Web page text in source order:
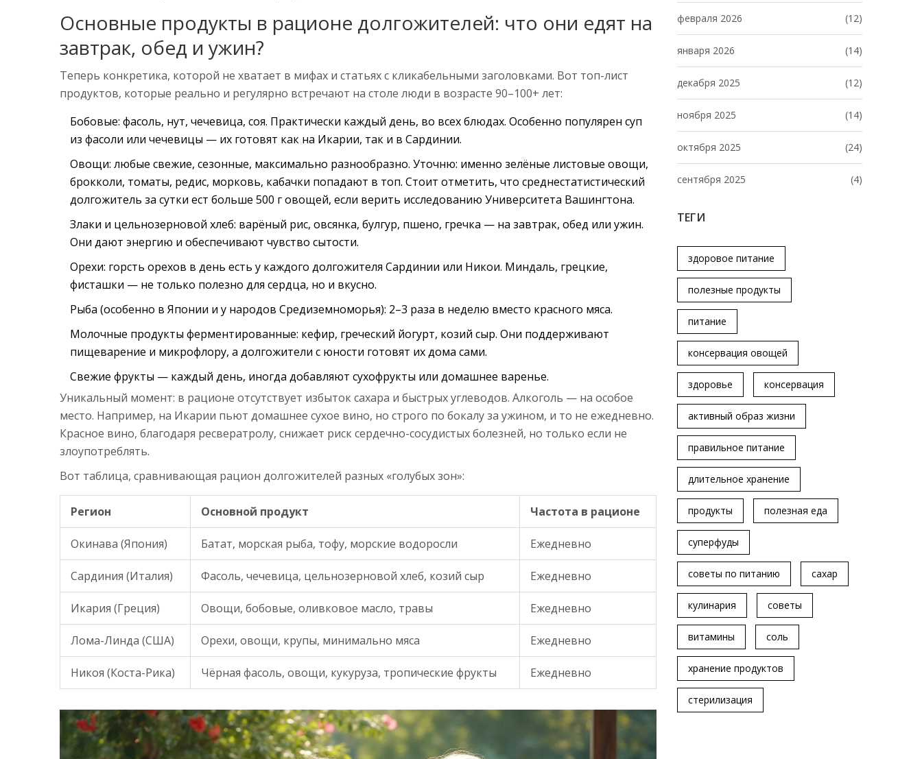
февраля 2026 (12)
января 2026 (14)
декабря 2025 (12)
ноября 2025 (14)
октября 2025 (24)
сентября 2025 (4)
ТЕГИ
здоровое питание
полезные продукты
питание
консервация овощей
здоровье консервация
активный образ жизни
правильное питание
длительное хранение
продукты полезная еда
суперфуды
советы по питанию сахар
кулинария советы
витамины соль
хранение продуктов
стерилизация
Основные продукты в рационе долгожителей: что они едят на
завтрак, обед и ужин?
Теперь конкретика, которой не хватает в мифах и статьях с кликабельными заголовками. Вот топ-лист
продуктов, которые реально и регулярно встречают на столе люди в возрасте 90–100+ лет:
Бобовые: фасоль, нут, чечевица, соя. Практически каждый день, во всех блюдах. Особенно популярен суп
из фасоли или чечевицы — их готовят как на Икарии, так и в Сардинии.
Овощи: любые свежие, сезонные, максимально разнообразно. Уточню: именно зелёные листовые овощи,
брокколи, томаты, редис, морковь, кабачки попадают в топ. Стоит отметить, что среднестатистический
долгожитель за сутки ест больше 500 г овощей, если верить исследованию Университета Вашингтона.
Злаки и цельнозерновой хлеб: варёный рис, овсянка, булгур, пшено, гречка — на завтрак, обед или ужин.
Они дают энергию и обеспечивают чувство сытости.
Орехи: горсть орехов в день есть у каждого долгожителя Сардинии или Никои. Миндаль, грецкие,
фисташки — не только полезно для сердца, но и вкусно.
Рыба (особенно в Японии и у народов Средиземноморья): 2–3 раза в неделю вместо красного мяса.
Молочные продукты ферментированные: кефир, греческий йогурт, козий сыр. Они поддерживают
пищеварение и микрофлору, а долгожители с юности готовят их дома сами.
Свежие фрукты — каждый день, иногда добавляют сухофрукты или домашнее варенье.
Уникальный момент: в рационе отсутствует избыток сахара и быстрых углеводов. Алкоголь — на особое
место. Например, на Икарии пьют домашнее сухое вино, но строго по бокалу за ужином, и то не ежедневно.
Красное вино, благодаря ресвератролу, снижает риск сердечно-сосудистых болезней, но только если не
злоупотреблять.
Вот таблица, сравнивающая рацион долгожителей разных «голубых зон»:
Регион Основной продукт Частота в рационе
Окинава (Япония) Батат, морская рыба, тофу, морские водоросли Ежедневно
Сардиния (Италия) Фасоль, чечевица, цельнозерновой хлеб, козий сыр Ежедневно
Икария (Греция) Овощи, бобовые, оливковое масло, травы Ежедневно
Лома-Линда (США) Орехи, овощи, крупы, минимально мяса Ежедневно
Никоя (Коста-Рика) Чёрная фасоль, овощи, кукуруза, тропические фрукты Ежедневно